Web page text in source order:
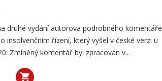
druhé vydání autorova podrobného komentáře
insolvenčním řízení, který vyšel v české verzi u
Zmíněný komentář byl zpracován v...